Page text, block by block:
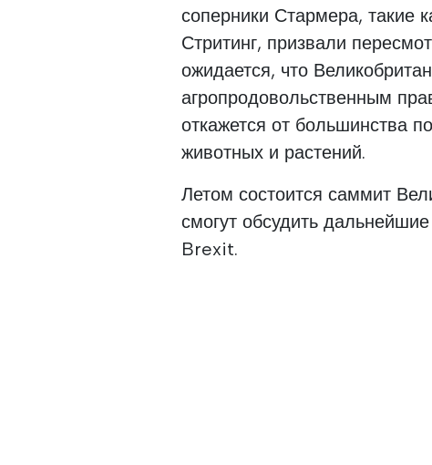
соперники Стармера, такие
Стритинг, призвали
ожидается, что
агропродовольственным
откажется от большинства
животных и растений.
Летом состоится саммит
смогут обсудить
Brexit.